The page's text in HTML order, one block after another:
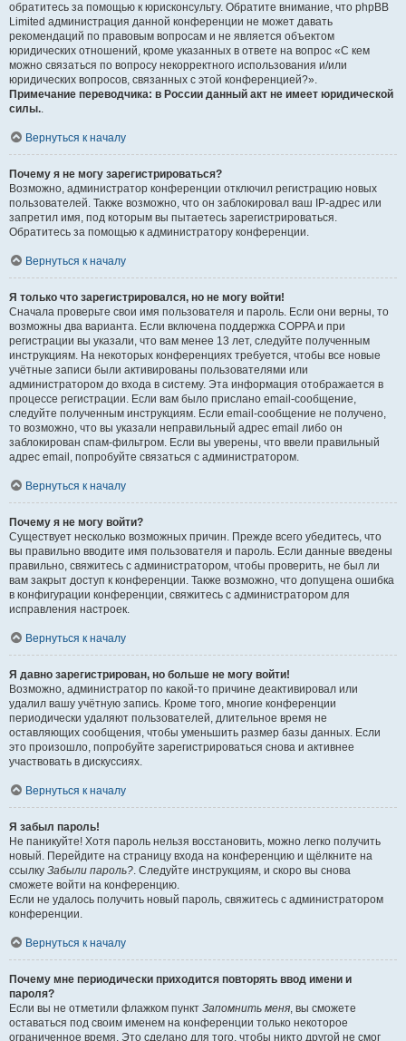
обратитесь за помощью к юрисконсульту. Обратите внимание, что phpBB
Limited администрация данной конференции не может давать
рекомендаций по правовым вопросам и не является объектом
юридических отношений, кроме указанных в ответе на вопрос «С кем
можно связаться по вопросу некорректного использования и/или
юридических вопросов, связанных с этой конференцией?».
Примечание переводчика: в России данный акт не имеет юридической
силы..
Вернуться к началу
Почему я не могу зарегистрироваться?
Возможно, администратор конференции отключил регистрацию новых
пользователей. Также возможно, что он заблокировал ваш IP-адрес или
запретил имя, под которым вы пытаетесь зарегистрироваться.
Обратитесь за помощью к администратору конференции.
Вернуться к началу
Я только что зарегистрировался, но не могу войти!
Сначала проверьте свои имя пользователя и пароль. Если они верны, то
возможны два варианта. Если включена поддержка COPPA и при
регистрации вы указали, что вам менее 13 лет, следуйте полученным
инструкциям. На некоторых конференциях требуется, чтобы все новые
учётные записи были активированы пользователями или
администратором до входа в систему. Эта информация отображается в
процессе регистрации. Если вам было прислано email-сообщение,
следуйте полученным инструкциям. Если email-сообщение не получено,
то возможно, что вы указали неправильный адрес email либо он
заблокирован спам-фильтром. Если вы уверены, что ввели правильный
адрес email, попробуйте связаться с администратором.
Вернуться к началу
Почему я не могу войти?
Существует несколько возможных причин. Прежде всего убедитесь, что
вы правильно вводите имя пользователя и пароль. Если данные введены
правильно, свяжитесь с администратором, чтобы проверить, не был ли
вам закрыт доступ к конференции. Также возможно, что допущена ошибка
в конфигурации конференции, свяжитесь с администратором для
исправления настроек.
Вернуться к началу
Я давно зарегистрирован, но больше не могу войти!
Возможно, администратор по какой-то причине деактивировал или
удалил вашу учётную запись. Кроме того, многие конференции
периодически удаляют пользователей, длительное время не
оставляющих сообщения, чтобы уменьшить размер базы данных. Если
это произошло, попробуйте зарегистрироваться снова и активнее
участвовать в дискуссиях.
Вернуться к началу
Я забыл пароль!
Не паникуйте! Хотя пароль нельзя восстановить, можно легко получить
новый. Перейдите на страницу входа на конференцию и щёлкните на
ссылку Забыли пароль?. Следуйте инструкциям, и скоро вы снова
сможете войти на конференцию.
Если не удалось получить новый пароль, свяжитесь с администратором
конференции.
Вернуться к началу
Почему мне периодически приходится повторять ввод имени и
пароля?
Если вы не отметили флажком пункт Запомнить меня, вы сможете
оставаться под своим именем на конференции только некоторое
ограниченное время. Это сделано для того, чтобы никто другой не смог